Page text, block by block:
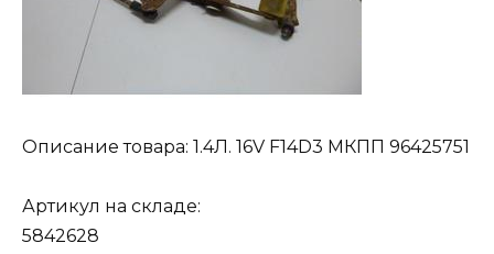
Описание товара: 1.4Л. 16V F14D3 МКПП 96425751
Артикул на складе:
5842628